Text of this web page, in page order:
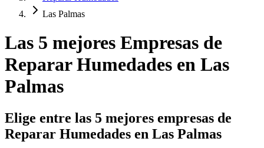
Las Palmas
Las 5 mejores Empresas de
Reparar Humedades en Las
Palmas
Elige entre las 5 mejores empresas de
Reparar Humedades en Las Palmas